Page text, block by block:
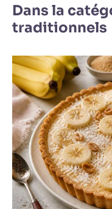
Dans la
traditionnels